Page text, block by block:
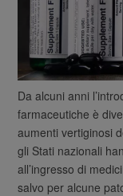
Da alcuni anni
farmaceutiche è
aumenti vertiginosi
gli Stati nazionali
all’ingresso di
salvo per alcune